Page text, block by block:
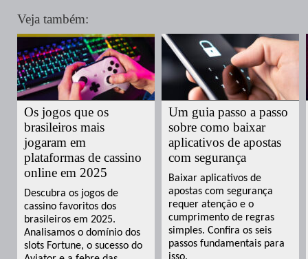
Veja também:
Os jogos que os
brasileiros mais
jogaram em
plataformas de cassino
online em 2025
Descubra os jogos de
cassino favoritos dos
brasileiros em 2025.
Analisamos o domínio dos
slots Fortune, o sucesso do
Um guia passo a passo
sobre como baixar
aplicativos de apostas
com segurança
Baixar aplicativos de
apostas com segurança
requer atenção e o
cumprimento de regras
simples. Confira os seis
passos fundamentais para